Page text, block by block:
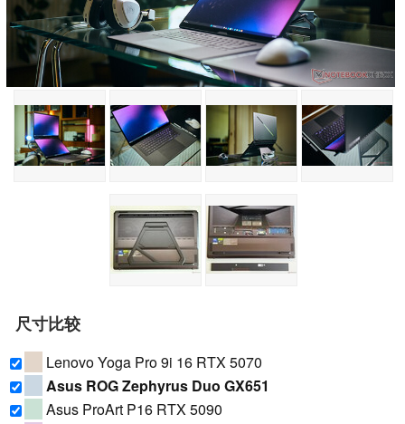
尺寸比较
Lenovo Yoga Pro 9i 16 RTX 5070
Asus ROG Zephyrus Duo GX651
Asus ProArt P16 RTX 5090